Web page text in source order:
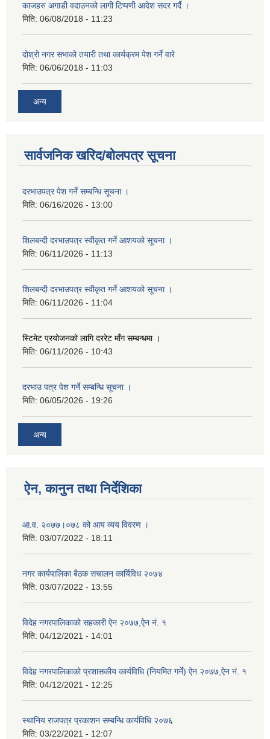
काजहरु अगाडी वदाउनको लागी टिप्पणी आदेश सदर गर्दै ।
मिति: 06/08/2018 - 11:23
दोश्रो नगर सभाको तयारी तथा कार्यक्रम पेश गर्ने वारे
मिति: 06/06/2018 - 11:03
अन्य
सार्वजनिक खरिद/बोलपत्र सूचना
दरभाउपत्र पेश गर्ने सम्बन्धि सूचना ।
मिति: 06/16/2026 - 13:00
शिलबन्दी दरभाउपत्र स्वीकृत गर्ने आशयको सूचना ।
मिति: 06/11/2026 - 11:13
शिलबन्दी दरभाउपत्र स्वीकृत गर्ने आशयको सूचना ।
मिति: 06/11/2026 - 11:04
स्टिमेट प्रयोजनको लागि दररेट माँग सम्बन्धमा ।
मिति: 06/11/2026 - 10:43
दरभाउ पत्र पेश गर्ने सम्बन्धि सूचना ।
मिति: 06/05/2026 - 19:26
अन्य
ऐन, कानुन तथा निर्देशिका
आ‍.व. २०७७।०७८ को आय व्यय विवरण ।
मिति: 03/07/2022 - 18:11
नगर कार्यपालिका बैठक स‌‌चालन कार्यिविध २०७४
मिति: 03/07/2022 - 13:55
विदेह नगरपालिकाको सहकारी ऐन २०७७,ऐन नं. १
मिति: 04/12/2021 - 14:01
विदेह नगरपालिकाको प्रशासकीय कार्यविधि (नियमित गर्ने) ऐन २०७७,ऐन नं. १
मिति: 04/12/2021 - 12:25
स्थानिय राजपत्र प्रकाशन सम्बन्धि कार्यविधि २०७६
मिति: 03/22/2021 - 12:07